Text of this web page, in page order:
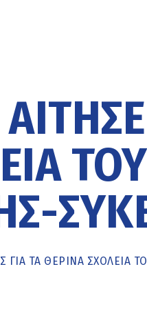
ΓΙΑ ΤΑ ΘΕΡΙΝΆ